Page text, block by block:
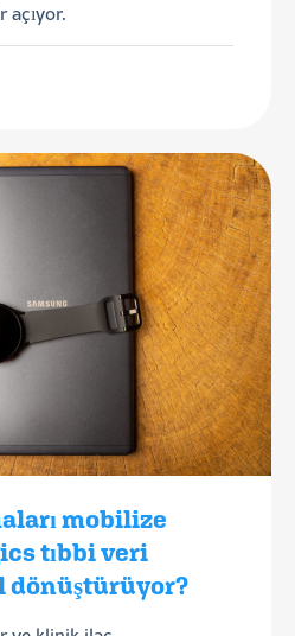
açıyor.
mobilize
tıbbi veri
dönüştürüyor?